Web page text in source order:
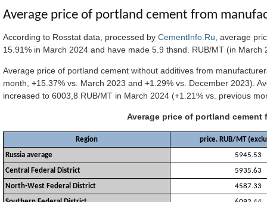
Average price of portland cement from
According to Rosstat data, processed by CementInfo.Ru , average
15.91% in March 2024 and have made 5.9 thsnd. RUB/MT (in
Average price of portland cement without additives from
month, +15.37% vs. March 2023 and +1.29% vs. December 2023).
increased to 6003,8 RUB/MT in March 2024 (+1.21% vs. previous
Average price of portland cement
Region
price. RUB/MT
Russia average
5945.53
Central Federal District
5935.63
North-West Federal District
4587.33